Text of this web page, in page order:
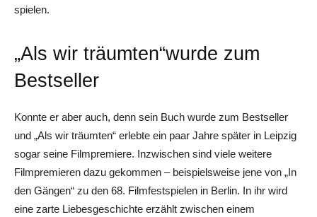
spielen.
„Als wir träumten“wurde zum
Bestseller
Konnte er aber auch, denn sein Buch wurde zum Bestseller
und „Als wir träumten“ erlebte ein paar Jahre später in Leipzig
sogar seine Filmpremiere. Inzwischen sind viele weitere
Filmpremieren dazu gekommen – beispielsweise jene von „In
den Gängen“ zu den 68. Filmfestspielen in Berlin. In ihr wird
eine zarte Liebesgeschichte erzählt zwischen einem